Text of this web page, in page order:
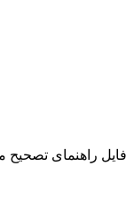
فایل راهنمای تصحیح